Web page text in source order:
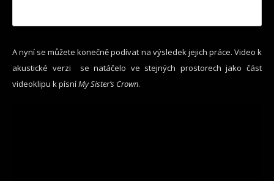
A nyní se můžete konečně podívat na výsledek jejich práce. Video k
akustické verzi se natáčelo ve stejných prostorech jako část
videoklipu k písníMy Sister’s Crown.